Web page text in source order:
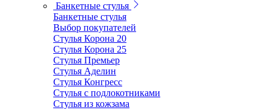
Банкетные стулья
Банкетные стулья
Выбор покупателей
Стулья Корона 20
Стулья Корона 25
Стулья Премьер
Стулья Аделин
Стулья Конгресс
Стулья с подлокотниками
Стулья из кожзама